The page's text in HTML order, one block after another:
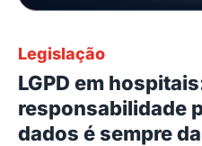
Legislação
LGPD em
responsabilidade
dados é sempre